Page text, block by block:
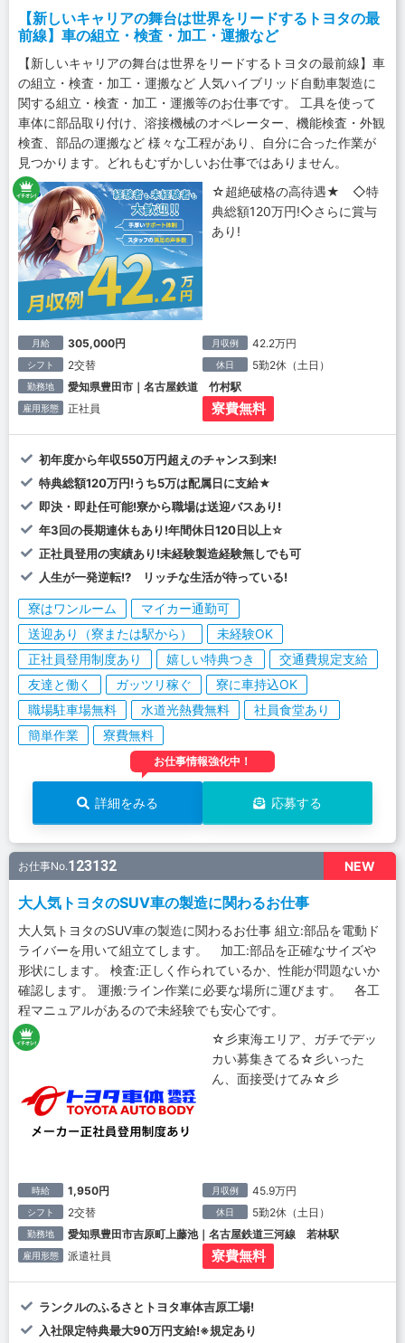
【新しいキャリアの舞台は世界をリードするトヨタの最
前線】車の組立・検査・加工・運搬など
【新しいキャリアの舞台は世界をリードするトヨタの最前線】車
の組立・検査・加工・運搬など 人気ハイブリッド自動車製造に
関する組立・検査・加工・運搬等のお仕事です。 工具を使って
車体に部品取り付け、溶接機械のオペレーター、機能検査・外観
検査、部品の運搬など 様々な工程があり、自分に合った作業が
見つかります。どれもむずかしいお仕事ではありません。
☆超絶破格の高待遇★ ◇特
典総額120万円!◇さらに賞与
あり!
月給 305,000円 月収例 42.2万円
シフト 2交替 休日 5勤2休（土日）
勤務地 愛知県豊田市｜名古屋鉄道 竹村駅
雇用形態 正社員 寮費無料
初年度から年収550万円超えのチャンス到来!
特典総額120万円!うち5万は配属日に支給★
即決・即赴任可能!寮から職場は送迎バスあり!
年3回の長期連休もあり!年間休日120日以上☆
正社員登用の実績あり!未経験製造経験無しでも可
人生が一発逆転!? リッチな生活が待っている!
寮はワンルーム
マイカー通勤可
送迎あり（寮または駅から）
未経験OK
正社員登用制度あり
嬉しい特典つき
交通費規定支給
友達と働く
ガッツリ稼ぐ
寮に車持込OK
職場駐車場無料
水道光熱費無料
社員食堂あり
簡単作業
寮費無料
お仕事情報強化中！
詳細をみる 応募する
NEW
お仕事No.123132
大人気トヨタのSUV車の製造に関わるお仕事
大人気トヨタのSUV車の製造に関わるお仕事 組立:部品を電動ド
ライバーを用いて組立てします。 加工:部品を正確なサイズや
形状にします。 検査:正しく作られているか、性能が問題ないか
確認します。 運搬:ライン作業に必要な場所に運びます。 各工
程マニュアルがあるので未経験でも安心です。
☆彡東海エリア、ガチでデッ
カい募集きてる☆彡いった
ん、面接受けてみ☆彡
時給 1,950円 月収例 45.9万円
シフト 2交替 休日 5勤2休（土日）
勤務地 愛知県豊田市吉原町上藤池｜名古屋鉄道三河線 若林駅
雇用形態 派遣社員 寮費無料
ランクルのふるさとトヨタ車体吉原工場!
入社限定特典最大90万円支給!※規定あり